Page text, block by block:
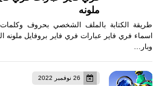
ملونه
طريقة الكتابة بالملف الشخصي بحروف
اسماء فري فاير عبارات فري فاير بروفايل ملونه
وبار…
26 نوفمبر 2022